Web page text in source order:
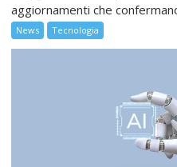
aggiornamenti che
News Tecnologia